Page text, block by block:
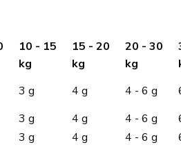
10 - 15
kg
15 - 20
kg
20 - 30
kg
3 g 4 g 4 - 6 g
3 g 4 g 4 - 6 g
3 g 4 g 4 - 6 g